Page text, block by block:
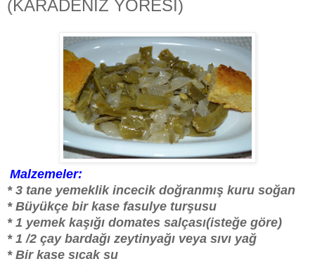
(KARADENİZ YÖRESİ)
Malzemeler:
* 3 tane yemeklik incecik doğranmış kuru soğan
* Büyükçe bir kase fasulye turşusu
* 1 yemek kaşığı domates salçası(isteğe göre)
* 1 /2 çay bardağı zeytinyağı veya sıvı yağ
* Bir kase sıcak su